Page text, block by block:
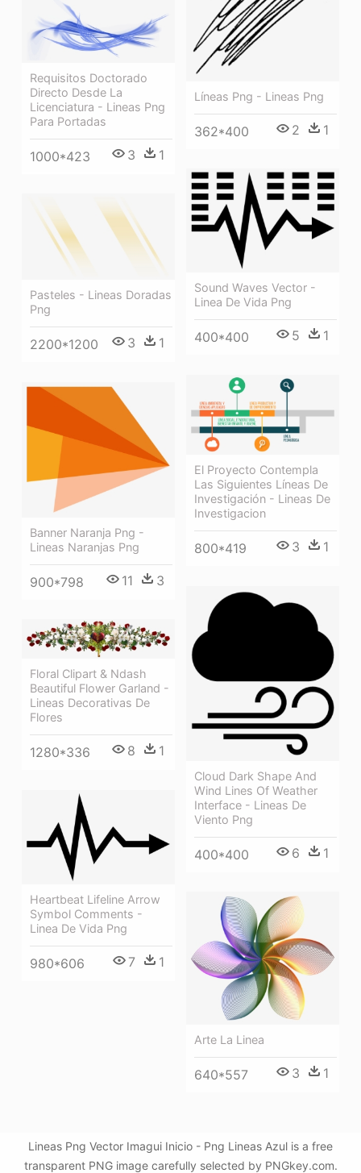
Líneas Png - Lineas Png
362*400 2 1
Requisitos Doctorado
Directo Desde La
Licenciatura - Lineas Png
Para Portadas
1000*423 3 1
Sound Waves Vector -
Linea De Vida Png
400*400 5 1
Pasteles - Lineas Doradas
Png
2200*1200 3 1
El Proyecto Contempla
Las Siguientes Líneas De
Investigación - Lineas De
Investigacion
800*419 3 1
Banner Naranja Png -
Lineas Naranjas Png
900*798 11 3
Cloud Dark Shape And
Wind Lines Of Weather
Interface - Lineas De
Viento Png
400*400 6 1
Floral Clipart & Ndash
Beautiful Flower Garland -
Lineas Decorativas De
Flores
1280*336 8 1
Heartbeat Lifeline Arrow
Symbol Comments -
Linea De Vida Png
980*606 7 1
Arte La Linea
640*557 3 1
Lineas Png Vector Imagui Inicio - Png Lineas Azul is a free
transparent PNG image carefully selected by PNGkey.com.